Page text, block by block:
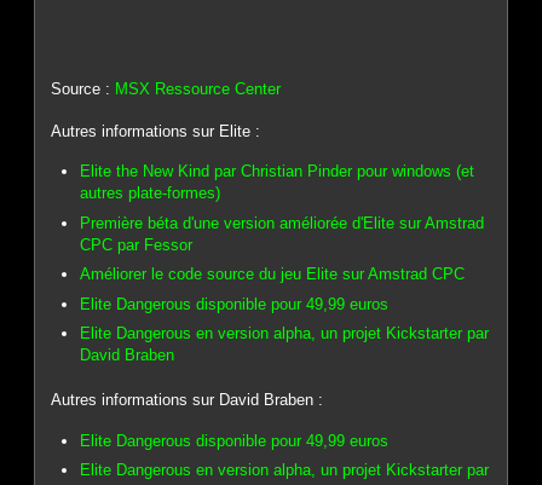
Source : MSX Ressource Center
Autres informations sur Elite :
Elite the New Kind par Christian Pinder pour windows (et
autres plate-formes)
Première béta d'une version améliorée d'Elite sur Amstrad
CPC par Fessor
Améliorer le code source du jeu Elite sur Amstrad CPC
Elite Dangerous disponible pour 49,99 euros
Elite Dangerous en version alpha, un projet Kickstarter par
David Braben
Autres informations sur David Braben :
Elite Dangerous disponible pour 49,99 euros
Elite Dangerous en version alpha, un projet Kickstarter par